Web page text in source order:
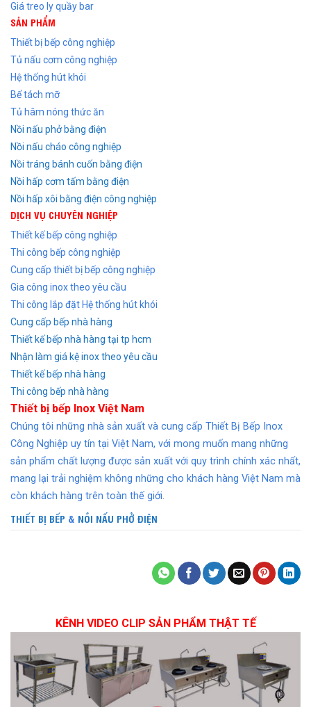
Giá treo ly quầy bar
SẢN PHẨM
Thiết bị bếp công nghiệp
Tủ nấu cơm công nghiệp
Hệ thống hút khói
Bể tách mỡ
Tủ hâm nóng thức ăn
Nồi nấu phở bằng điện
Nồi nấu cháo công nghiệp
Nồi tráng bánh cuốn bằng điện
Nồi hấp cơm tấm bằng điện
Nồi hấp xôi bằng điện công nghiệp
DỊCH VỤ CHUYÊN NGHIỆP
Thiết kế bếp công nghiệp
Thi công bếp công nghiệp
Cung cấp thiết bị bếp công nghiệp
Gia công inox theo yêu cầu
Thi công lắp đặt Hệ thống hút khói
Cung cấp bếp nhà hàng
Thiết kế bếp nhà hàng tại tp hcm
Nhận làm giá kệ inox theo yêu cầu
Thiết kế bếp nhà hàng
Thi công bếp nhà hàng
Thiết bị bếp Inox Việt Nam
Chúng tôi những nhà sản xuất và cung cấp Thiết Bị Bếp Inox
Công Nghiệp uy tín tại Việt Nam, với mong muốn mang những
sản phẩm chất lượng được sản xuất với quy trình chính xác nhất,
mang lại trải nghiệm không những cho khách hàng Việt Nam mà
còn khách hàng trên toàn thế giới.
THIẾT BỊ BẾP & NỒI NẤU PHỞ ĐIỆN
KÊNH VIDEO CLIP SẢN PHẨM THẬT TẾ